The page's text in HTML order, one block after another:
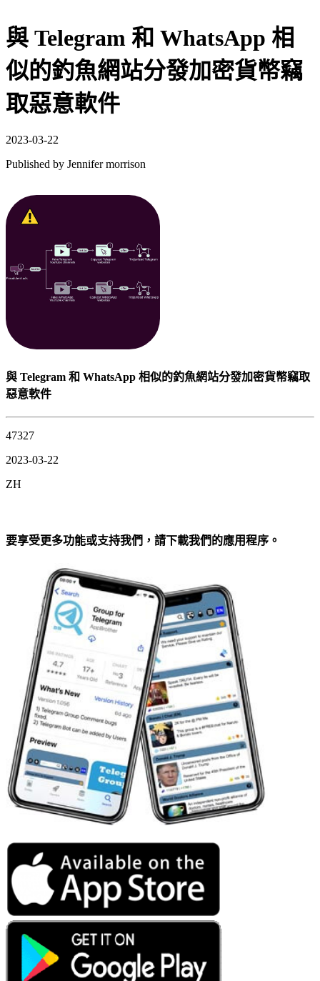
與 Telegram 和 WhatsApp 相
似的釣魚網站分發加密貨幣竊
取惡意軟件
2023-03-22
Published by Jennifer morrison
與 Telegram 和 WhatsApp 相似的釣魚網站分發加密貨幣竊取
惡意軟件
47327
2023-03-22
ZH
要享受更多功能或支持我們，請下載我們的應用程序。